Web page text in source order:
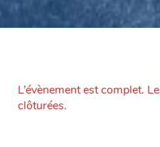
L’évènement est complet.
clôturées.